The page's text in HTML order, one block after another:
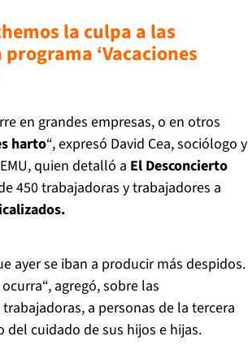
la culpa a las
‘Vacaciones
en grandes empresas, o en otros
harto“, expresó David Cea, sociólogo y
quien detalló a El Desconcierto
450 trabajadoras y trabajadores a
ayer se iban a producir más despidos.
agregó, sobre las
a personas de la tercera
del cuidado de sus hijos e hijas.